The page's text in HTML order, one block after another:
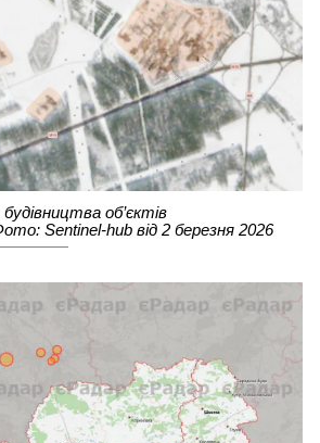
об’єктів
Sentinel-hub від 2 березня 2026